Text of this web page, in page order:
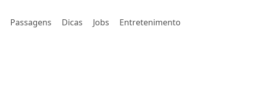
Passagens Dicas Jobs Entretenimento